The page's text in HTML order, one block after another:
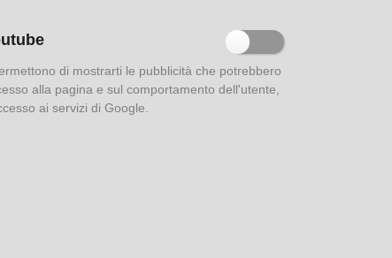
Le strade di Parma
di mostrarti le pubblicità che potrebbero
alla pagina e sul comportamento dell'utente,
ai servizi di Google.